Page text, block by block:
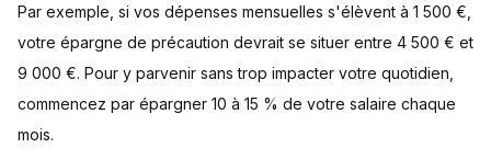
Par exemple, si vos dépenses mensuelles s'élèvent à 1 500 €,
votre épargne de précaution devrait se situer entre 4 500 € et
9 000 €. Pour y parvenir sans trop impacter votre quotidien,
commencez par épargner 10 à 15 % de votre salaire chaque
mois.